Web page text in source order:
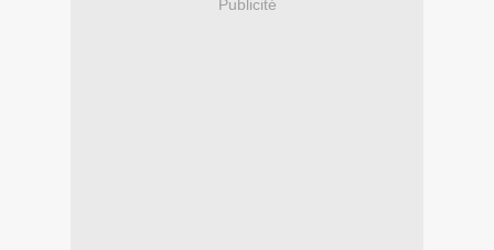
Publicité